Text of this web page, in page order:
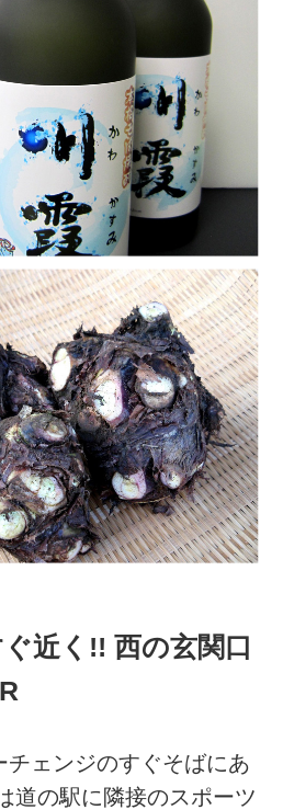
近く!! 西の玄関口
チェンジのすぐそばにあ
道の駅に隣接のスポーツ